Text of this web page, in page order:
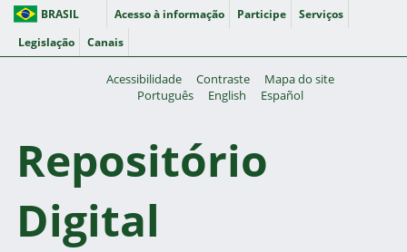
BRASIL Acesso à informação Participe
Serviços
Legislação
Canais
Acessibilidade Contraste
Mapa do site
Português
English Español
Repositório
Digital